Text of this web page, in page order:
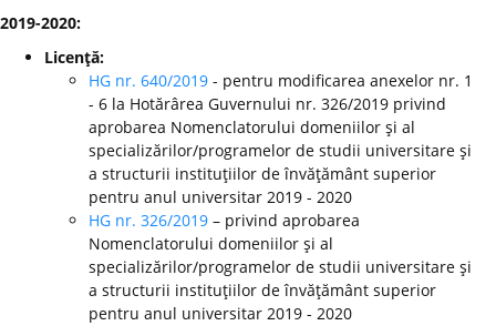
2019-2020:
Licenţă:
HG nr. 640/2019 - pentru modificarea anexelor nr. 1
- 6 la Hotărârea Guvernului nr. 326/2019 privind
aprobarea Nomenclatorului domeniilor şi al
specializărilor/programelor de studii universitare şi
a structurii instituţiilor de învăţământ superior
pentru anul universitar 2019 - 2020
HG nr. 326/2019 – privind aprobarea
Nomenclatorului domeniilor şi al
specializărilor/programelor de studii universitare şi
a structurii instituţiilor de învăţământ superior
pentru anul universitar 2019 - 2020